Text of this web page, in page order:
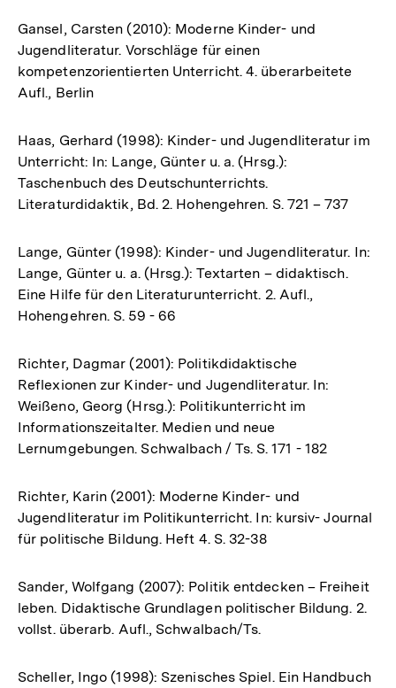
Gansel, Carsten (2010): Moderne Kinder- und
Jugendliteratur. Vorschläge für einen
kompetenzorientierten Unterricht. 4. überarbeitete
Aufl., Berlin
Haas, Gerhard (1998): Kinder- und Jugendliteratur im
Unterricht: In: Lange, Günter u. a. (Hrsg.):
Taschenbuch des Deutschunterrichts.
Literaturdidaktik, Bd. 2. Hohengehren. S. 721 – 737
Lange, Günter (1998): Kinder- und Jugendliteratur. In:
Lange, Günter u. a. (Hrsg.): Textarten – didaktisch.
Eine Hilfe für den Literaturunterricht. 2. Aufl.,
Hohengehren. S. 59 - 66
Richter, Dagmar (2001): Politikdidaktische
Reflexionen zur Kinder- und Jugendliteratur. In:
Weißeno, Georg (Hrsg.): Politikunterricht im
Informationszeitalter. Medien und neue
Lernumgebungen. Schwalbach / Ts. S. 171 - 182
Richter, Karin (2001): Moderne Kinder- und
Jugendliteratur im Politikunterricht. In: kursiv- Journal
für politische Bildung. Heft 4. S. 32-38
Sander, Wolfgang (2007): Politik entdecken – Freiheit
leben. Didaktische Grundlagen politischer Bildung. 2.
vollst. überarb. Aufl., Schwalbach/Ts.
Scheller, Ingo (1998): Szenisches Spiel. Ein Handbuch